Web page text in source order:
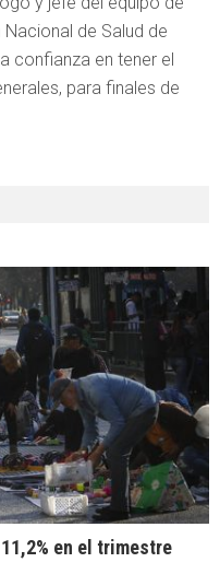
de Salud de
confianza en tener el
para finales de
en el trimestre